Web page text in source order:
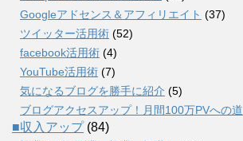
Googleアドセンス＆アフィリエイト (37)
ツイッター活用術 (52)
facebook活用術 (4)
YouTube活用術 (7)
気になるブログを勝手に紹介 (5)
ブログアクセスアップ！月間100万PVへの道
■収入アップ(84)